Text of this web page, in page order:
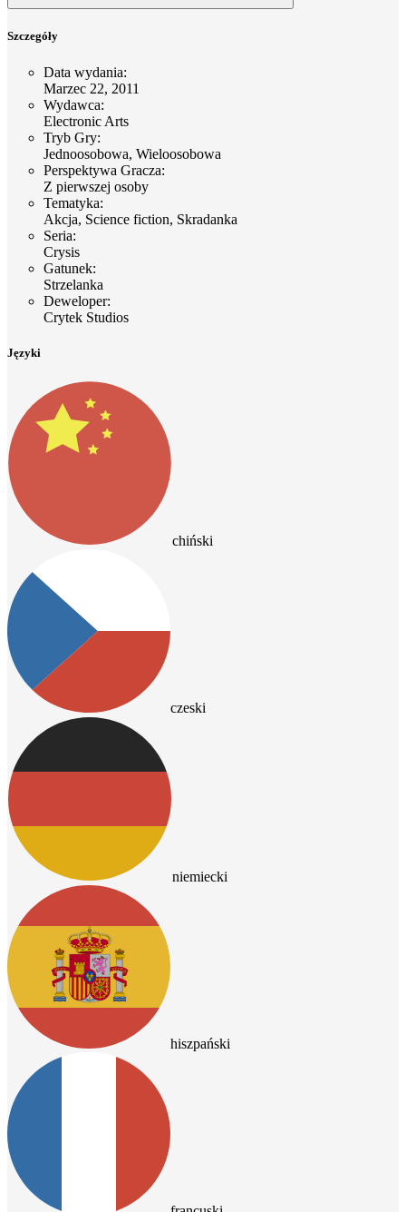
Szczegóły
Data wydania:
Marzec 22, 2011
Wydawca:
Electronic Arts
Tryb Gry:
Jednoosobowa, Wieloosobowa
Perspektywa Gracza:
Z pierwszej osoby
Tematyka:
Akcja, Science fiction, Skradanka
Seria:
Crysis
Gatunek:
Strzelanka
Deweloper:
Crytek Studios
Języki
chiński
czeski
niemiecki
hiszpański